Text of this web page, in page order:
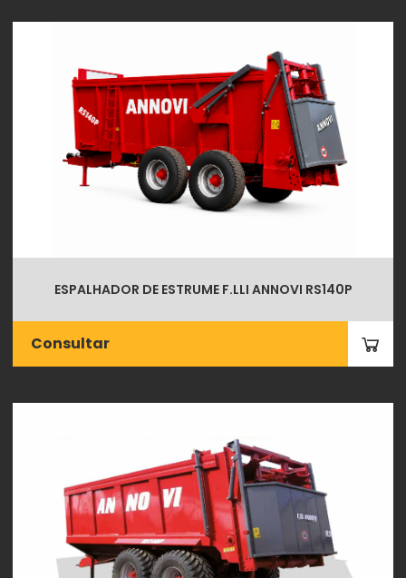
ESPALHADOR DE ESTRUME F.LLI ANNOVI RS140P
Consultar